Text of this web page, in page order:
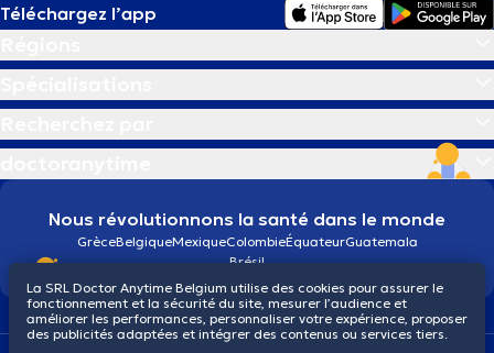
Téléchargez l’app
Nous révolutionnons la santé dans le monde
GrèceBelgiqueMexiqueColombieÉquateurGuatemala
Brésil
La SRL Doctor Anytime Belgium utilise des cookies pour assurer le
fonctionnement et la sécurité du site, mesurer l’audience et
améliorer les performances, personnaliser votre expérience, proposer
des publicités adaptées et intégrer des contenus ou services tiers.